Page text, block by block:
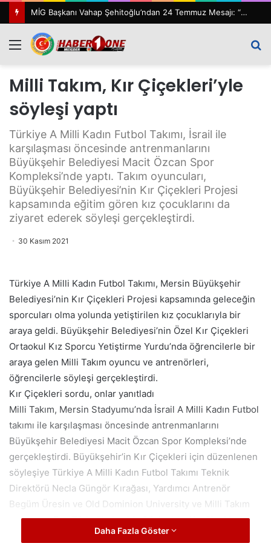
MİG Başkanı Vahap Şehitoğlu’ndan 24 Temmuz Mesajı: “111 Yıl Sonra Hâlâ Basın Özgürlüğünü Konuşuyoruz”
Menü
Milli Takım, Kır Çiçekleri’yle
söyleşi yaptı
Türkiye A Milli Kadın Futbol Takımı, İsrail ile
karşılaşması öncesinde antrenmanlarını
Büyükşehir Belediyesi Macit Özcan Spor
Kompleksi’nde yaptı. Takım oyuncuları,
Büyükşehir Belediyesi’nin Kır Çiçekleri Projesi
kapsamında eğitim gören kız çocuklarını da
ziyaret ederek söyleşi gerçekleştirdi.
30 Kasım 2021
Türkiye A Milli Kadın Futbol Takımı, Mersin Büyükşehir
Belediyesi’nin Kır Çiçekleri Projesi kapsamında geleceğin
sporcuları olma yolunda yetiştirilen kız çocuklarıyla bir
araya geldi. Büyükşehir Belediyesi’nin Özel Kır Çiçekleri
Ortaokul Kız Sporcu Yetiştirme Yurdu’nda öğrencilerle bir
araya gelen Milli Takım oyuncu ve antrenörleri,
öğrencilerle söyleşi gerçekleştirdi.
Kır Çiçekleri sordu, onlar yanıtladı
Milli Takım, Mersin Stadyumu’nda İsrail A Milli Kadın Futbol
takımı ile karşılaşması öncesinde antrenmanlarını
Büyükşehir Belediyesi Macit Özcan Spor Kompleksi’nde
gerçekleştirdi. Büyükşehir’in Kır Çiçekleri için düzenlenen
söyleşiye Türkiye A Milli Kadın Futbol Takımı Teknik
Direktörü Necla Güngör Kırağası, Yardımcı Antrenör
Begüm Üresin ve Old Dominion University ve Milli Takım
oyuncusu Ece Türkoğlu katıldı. Söyleşide, Kır Çiçekleri
sorularını yöneltti, Milli Takım oyuncu ve antrenörleri
Daha Fazla Göster